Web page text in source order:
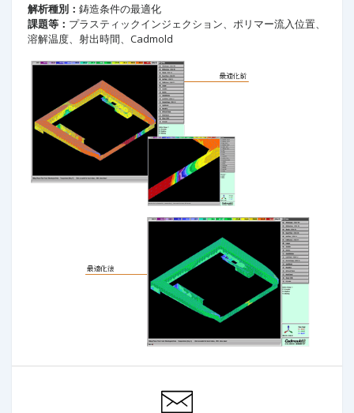
解析種別： 鋳造条件の最適化
課題等： プラスティックインジェクション、ポリマー流入位置、
溶解温度、射出時間、Cadmold